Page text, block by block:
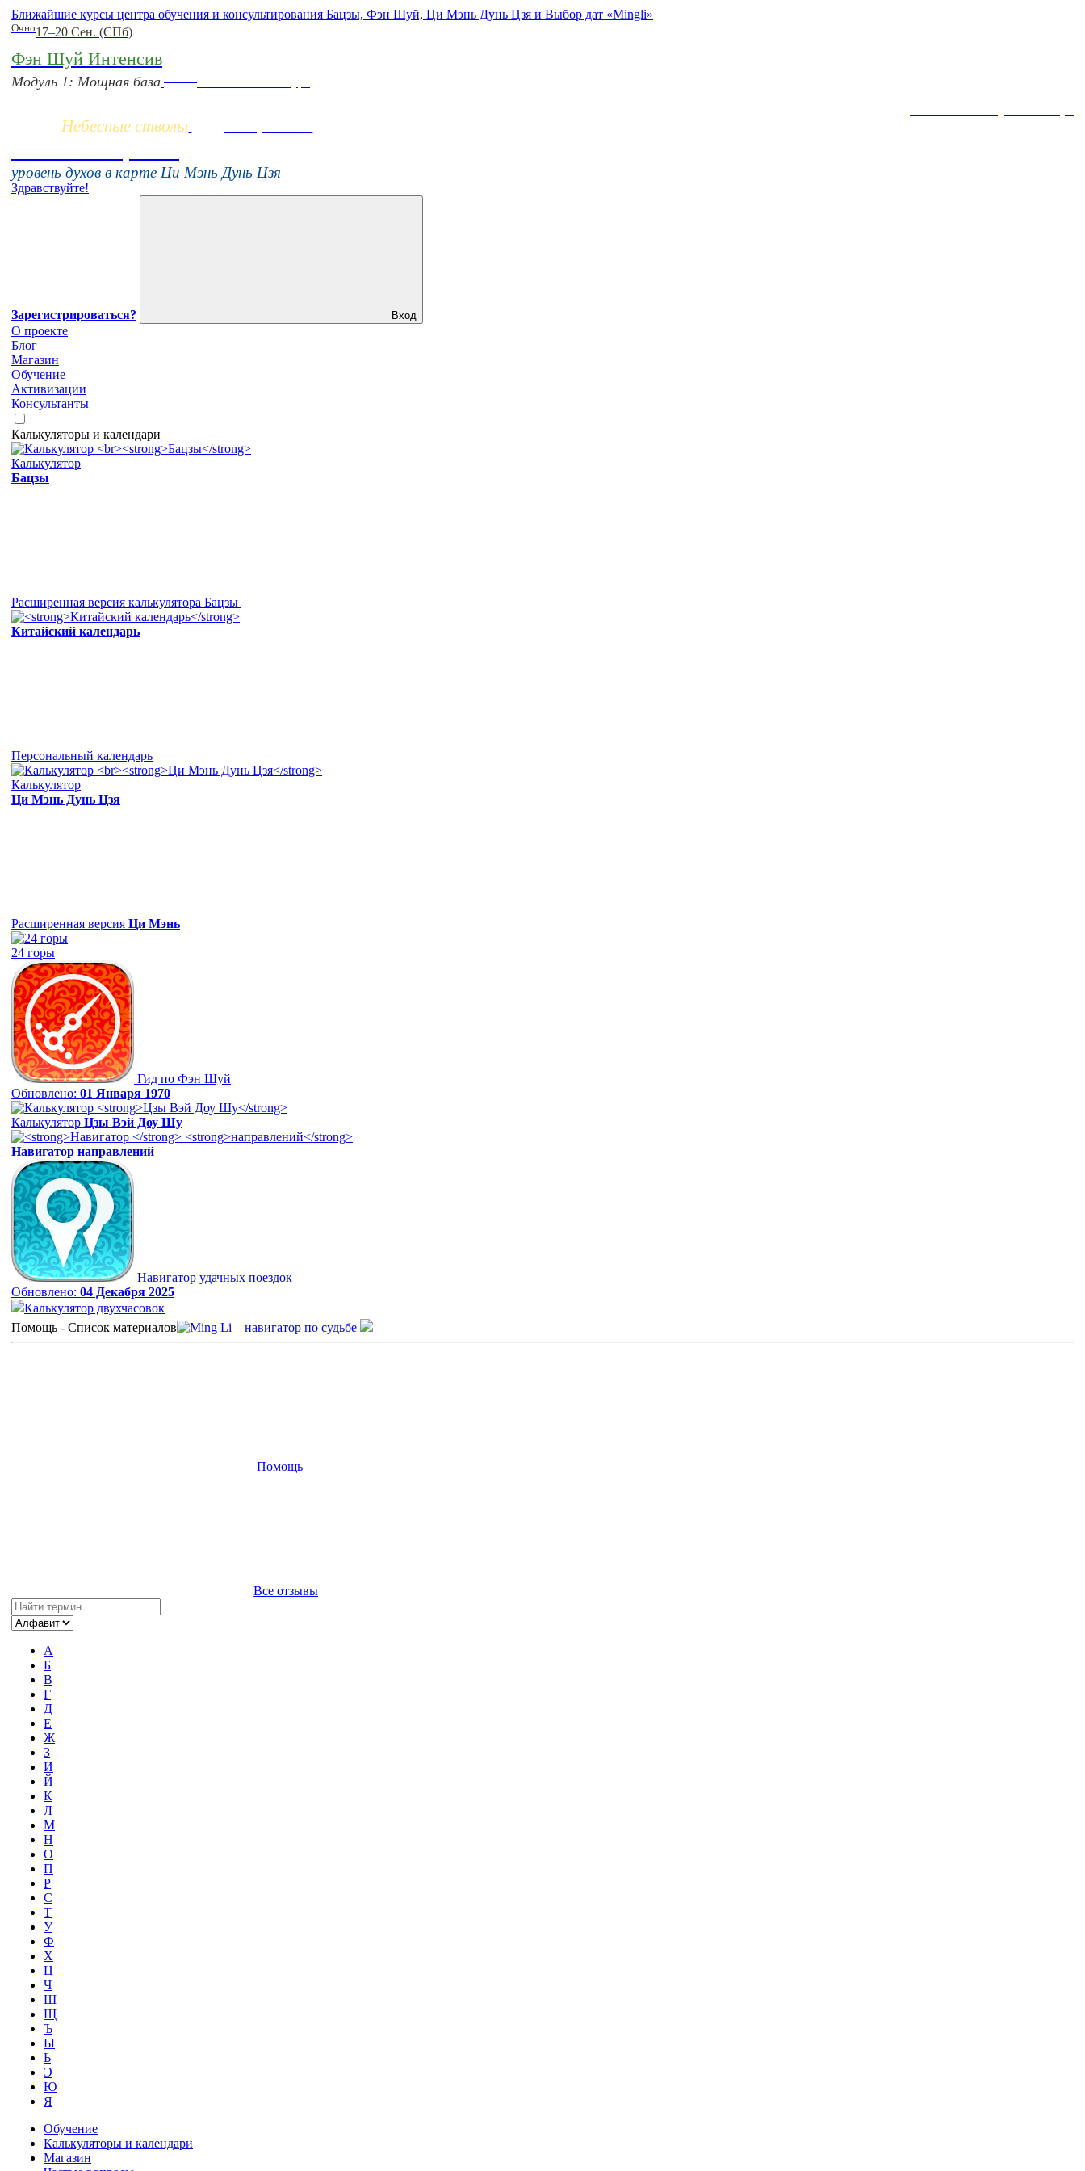
Ближайшие курсы центра обучения и консультирования Бацзы, Фэн Шуй, Ци Мэнь Дунь Цзя и Выбор дат «Mingli»
Очно17–20 Сен. (СПб)
Фэн Шуй Интенсив
Модуль 1: Мощная база
Небесные стволы 16 августа 11:00
уровень духов в карте Ци Мэнь Дунь Цзя
Здравствуйте!
Зарегистрироваться? Вход
О проекте
Блог
Магазин
Обучение
Активизации
Консультанты
Калькуляторы и календари
Калькулятор
Бацзы
Расширенная версия калькулятора Бацзы
Китайский календарь
Персональный календарь
Калькулятор
Ци Мэнь Дунь Цзя
Расширенная версия Ци Мэнь
24 горы
Гид по Фэн Шуй
Обновлено: 01 Января 1970
Калькулятор Цзы Вэй Доу Шу
Навигатор направлений
Навигатор удачных поездок
Обновлено: 04 Декабря 2025
Калькулятор двухчасовок
Помощь - Список материалов
Помощь
Все отзывы
А
Б
В
Г
Д
Е
Ж
З
И
Й
К
Л
М
Н
О
П
Р
С
Т
У
Ф
Х
Ц
Ч
Ш
Щ
Ъ
Ы
Ь
Э
Ю
Я
Обучение
Калькуляторы и календари
Магазин